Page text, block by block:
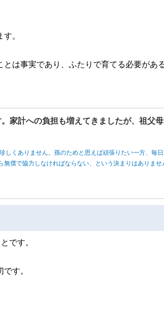
。
は事実であり、ふたりで育てる必要があ
家計への負担も増えてきましたが、祖父
しくありません。孫のためと思えば頑張りたい一方、毎日
償で協力しなければならない、という決まりはありませ
です。
す。